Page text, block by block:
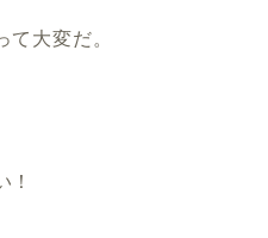
大変だ。
！